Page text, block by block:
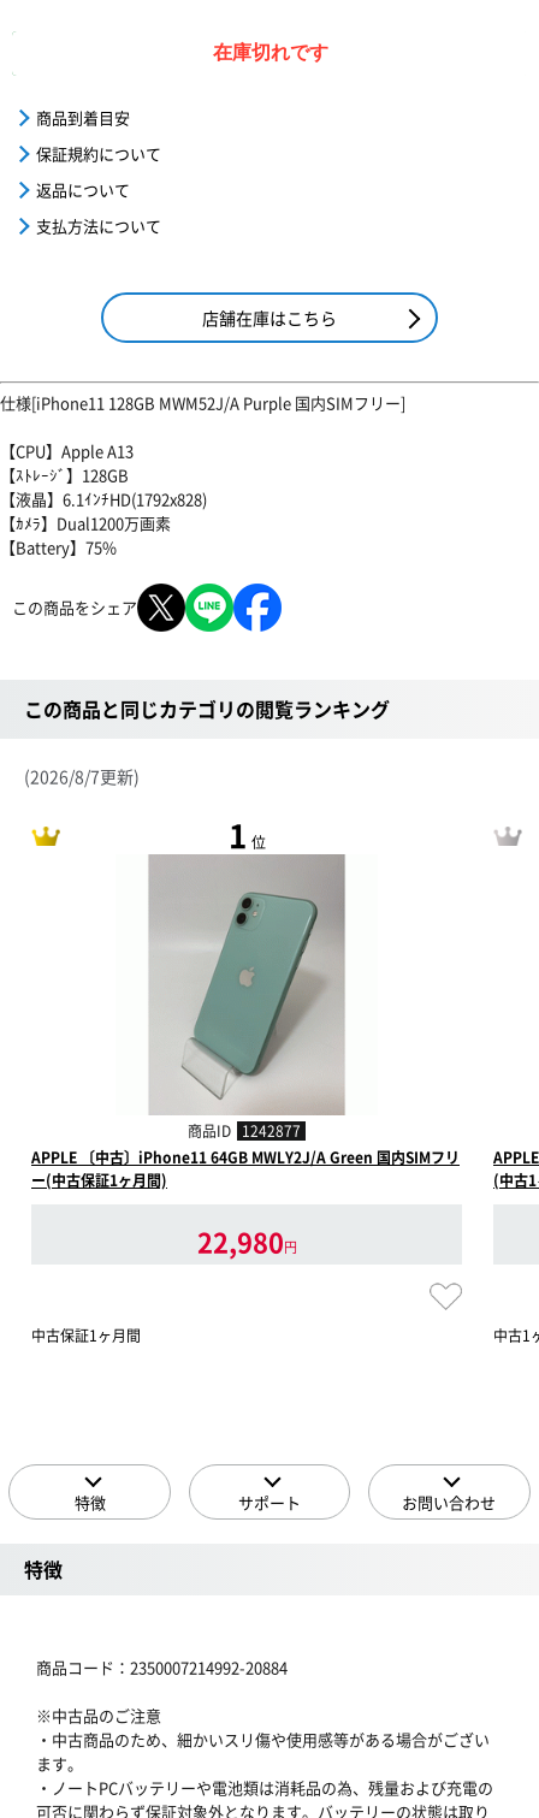
在庫切れです
商品到着目安
保証規約について
返品について
支払方法について
店舗在庫はこちら
仕様[iPhone11 128GB MWM52J/A Purple 国内SIMフリー]
【CPU】Apple A13
【ｽﾄﾚｰｼﾞ】128GB
【液晶】6.1ｲﾝﾁHD(1792x828)
【ｶﾒﾗ】Dual1200万画素
【Battery】75%
この商品をシェア
この商品と同じカテゴリの閲覧ランキング
(2026/8/7更新)
1 位
商品ID 1242877
APPLE 〔中古〕iPhone11 64GB MWLY2J/A Green 国内SIMフリ
ー(中古保証1ヶ月間)
22,980円
中古保証1ヶ月間
(中古
中古1
特徴 サポート お問い合わせ
特徴
商品コード：2350007214992-20884
※中古品のご注意
・中古商品のため、細かいスリ傷や使用感等がある場合がござい
ます。
・ノートPCバッテリーや電池類は消耗品の為、残量および充電の
可否に関わらず保証対象外となります。バッテリーの状態は取り